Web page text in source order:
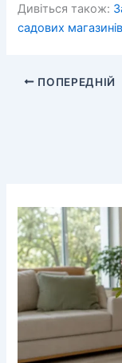
Дивіться також:
садових магазинів
ПОПЕРЕДНІЙ